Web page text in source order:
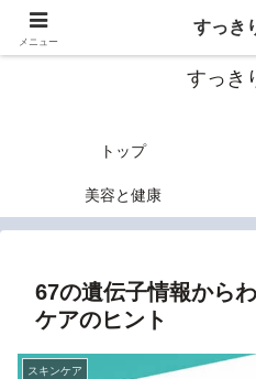
終活のヒン
すっき
トップ
美容と健康
67の遺伝子情報から
ケアのヒント
スキンケア
メニュー
すっき